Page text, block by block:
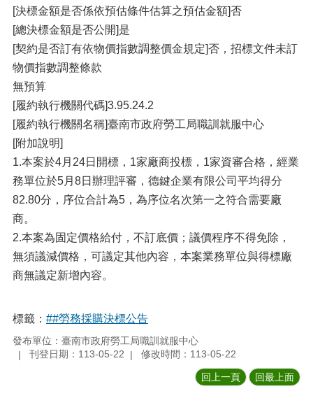
[決標金額是否係依預估條件估算之預估金額]否
[總決標金額是否公開]是
[契約是否訂有依物價指數調整價金規定]否，招標文件未訂
物價指數調整條款
無預算
[履約執行機關代碼]3.95.24.2
[履約執行機關名稱]臺南市政府勞工局職訓就服中心
[附加說明]
1.本案於4月24日開標，1家廠商投標，1家資審合格，經業
務單位於5月8日辦理評審，德鍵企業有限公司平均得分
82.80分，序位合計為5，為序位名次第一之符合需要廠
商。
2.本案為固定價格給付，不訂底價；議價程序不得免除，
無須議減價格，可議定其他內容，本案業務單位與得標廠
商無議定新增內容。
標籤： ##勞務採購決標公告
發布單位：臺南市政府勞工局職訓就服中心
刊登日期：113-05-22
修改時間：113-05-22
回上一頁 回最上面